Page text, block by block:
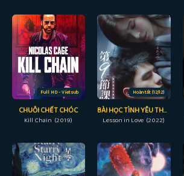
Full HD - Vietsub
CHUỖI CHẾT CHÓC
Kill Chain (2019)
Hoàn tất (12/12)
BÀI HỌC TÌNH YÊU THỨ 9
Lesson in Love (2022)